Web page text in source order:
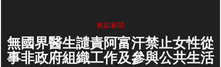
前線新聞
無國界醫生譴責阿富汗禁止女性從
事非政府組織工作及參與公共生活